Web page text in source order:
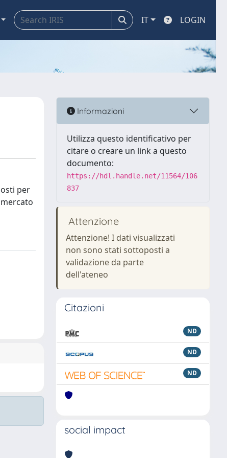
IT LOGIN
per
Informazioni
Utilizza questo identificativo per
citare o creare un link a questo
documento:
https://hdl.handle.net/11564/106
837
Attenzione
Attenzione! I dati visualizzati
non sono stati sottoposti a
validazione da parte
dell'ateneo
Citazioni
ND
ND
ND
social impact